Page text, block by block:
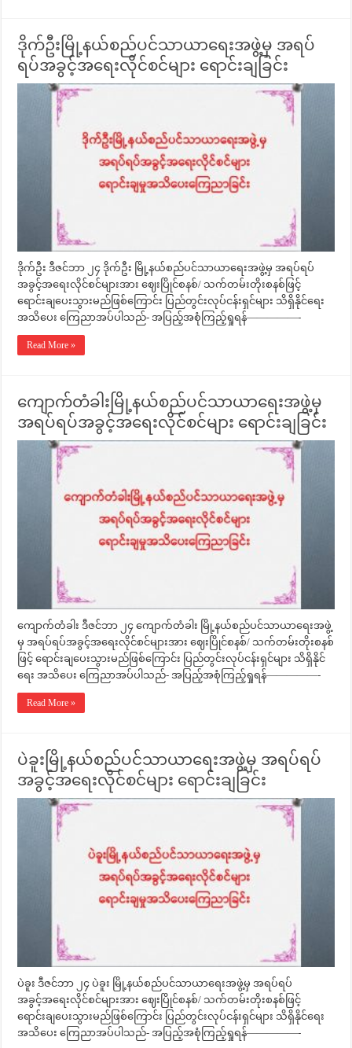
ဒိုက်ဦးမြို့နယ်စည်ပင်သာယာရေးအဖွဲ့မှ အရပ်
ရပ်အခွင့်အရေးလိုင်စင်များ ရောင်းချခြင်း
ဒိုက်ဦး ဒီဇင်ဘာ ၂၄ ဒိုက်ဦး မြို့နယ်စည်ပင်သာယာရေးအဖွဲ့မှ အရပ်ရပ်
အခွင့်အရေးလိုင်စင်များအား ဈေးပြိုင်စနစ်/ သက်တမ်းတိုးစနစ်ဖြင့်
ရောင်းချပေးသွားမည်ဖြစ်ကြောင်း ပြည်တွင်းလုပ်ငန်းရှင်များ သိရှိနိုင်ရေး
အသိပေး ကြေညာအပ်ပါသည်- အပြည့်အစုံကြည့်ရှုရန်—————-
Read More »
ကျောက်တံခါးမြို့နယ်စည်ပင်သာယာရေးအဖွဲ့မှ
အရပ်ရပ်အခွင့်အရေးလိုင်စင်များ ရောင်းချခြင်း
ကျောက်တံခါး ဒီဇင်ဘာ ၂၄ ကျောက်တံခါး မြို့နယ်စည်ပင်သာယာရေးအဖွဲ့
မှ အရပ်ရပ်အခွင့်အရေးလိုင်စင်များအား ဈေးပြိုင်စနစ်/ သက်တမ်းတိုးစနစ်
ဖြင့် ရောင်းချပေးသွားမည်ဖြစ်ကြောင်း ပြည်တွင်းလုပ်ငန်းရှင်များ သိရှိနိုင်
ရေး အသိပေး ကြေညာအပ်ပါသည်- အပြည့်အစုံကြည့်ရှုရန်—————-
Read More »
ပဲခူးမြို့နယ်စည်ပင်သာယာရေးအဖွဲ့မှ အရပ်ရပ်
အခွင့်အရေးလိုင်စင်များ ရောင်းချခြင်း
ပဲခူး ဒီဇင်ဘာ ၂၄ ပဲခူး မြို့နယ်စည်ပင်သာယာရေးအဖွဲ့မှ အရပ်ရပ်
အခွင့်အရေးလိုင်စင်များအား ဈေးပြိုင်စနစ်/ သက်တမ်းတိုးစနစ်ဖြင့်
ရောင်းချပေးသွားမည်ဖြစ်ကြောင်း ပြည်တွင်းလုပ်ငန်းရှင်များ သိရှိနိုင်ရေး
အသိပေး ကြေညာအပ်ပါသည်- အပြည့်အစုံကြည့်ရှုရန်—————-